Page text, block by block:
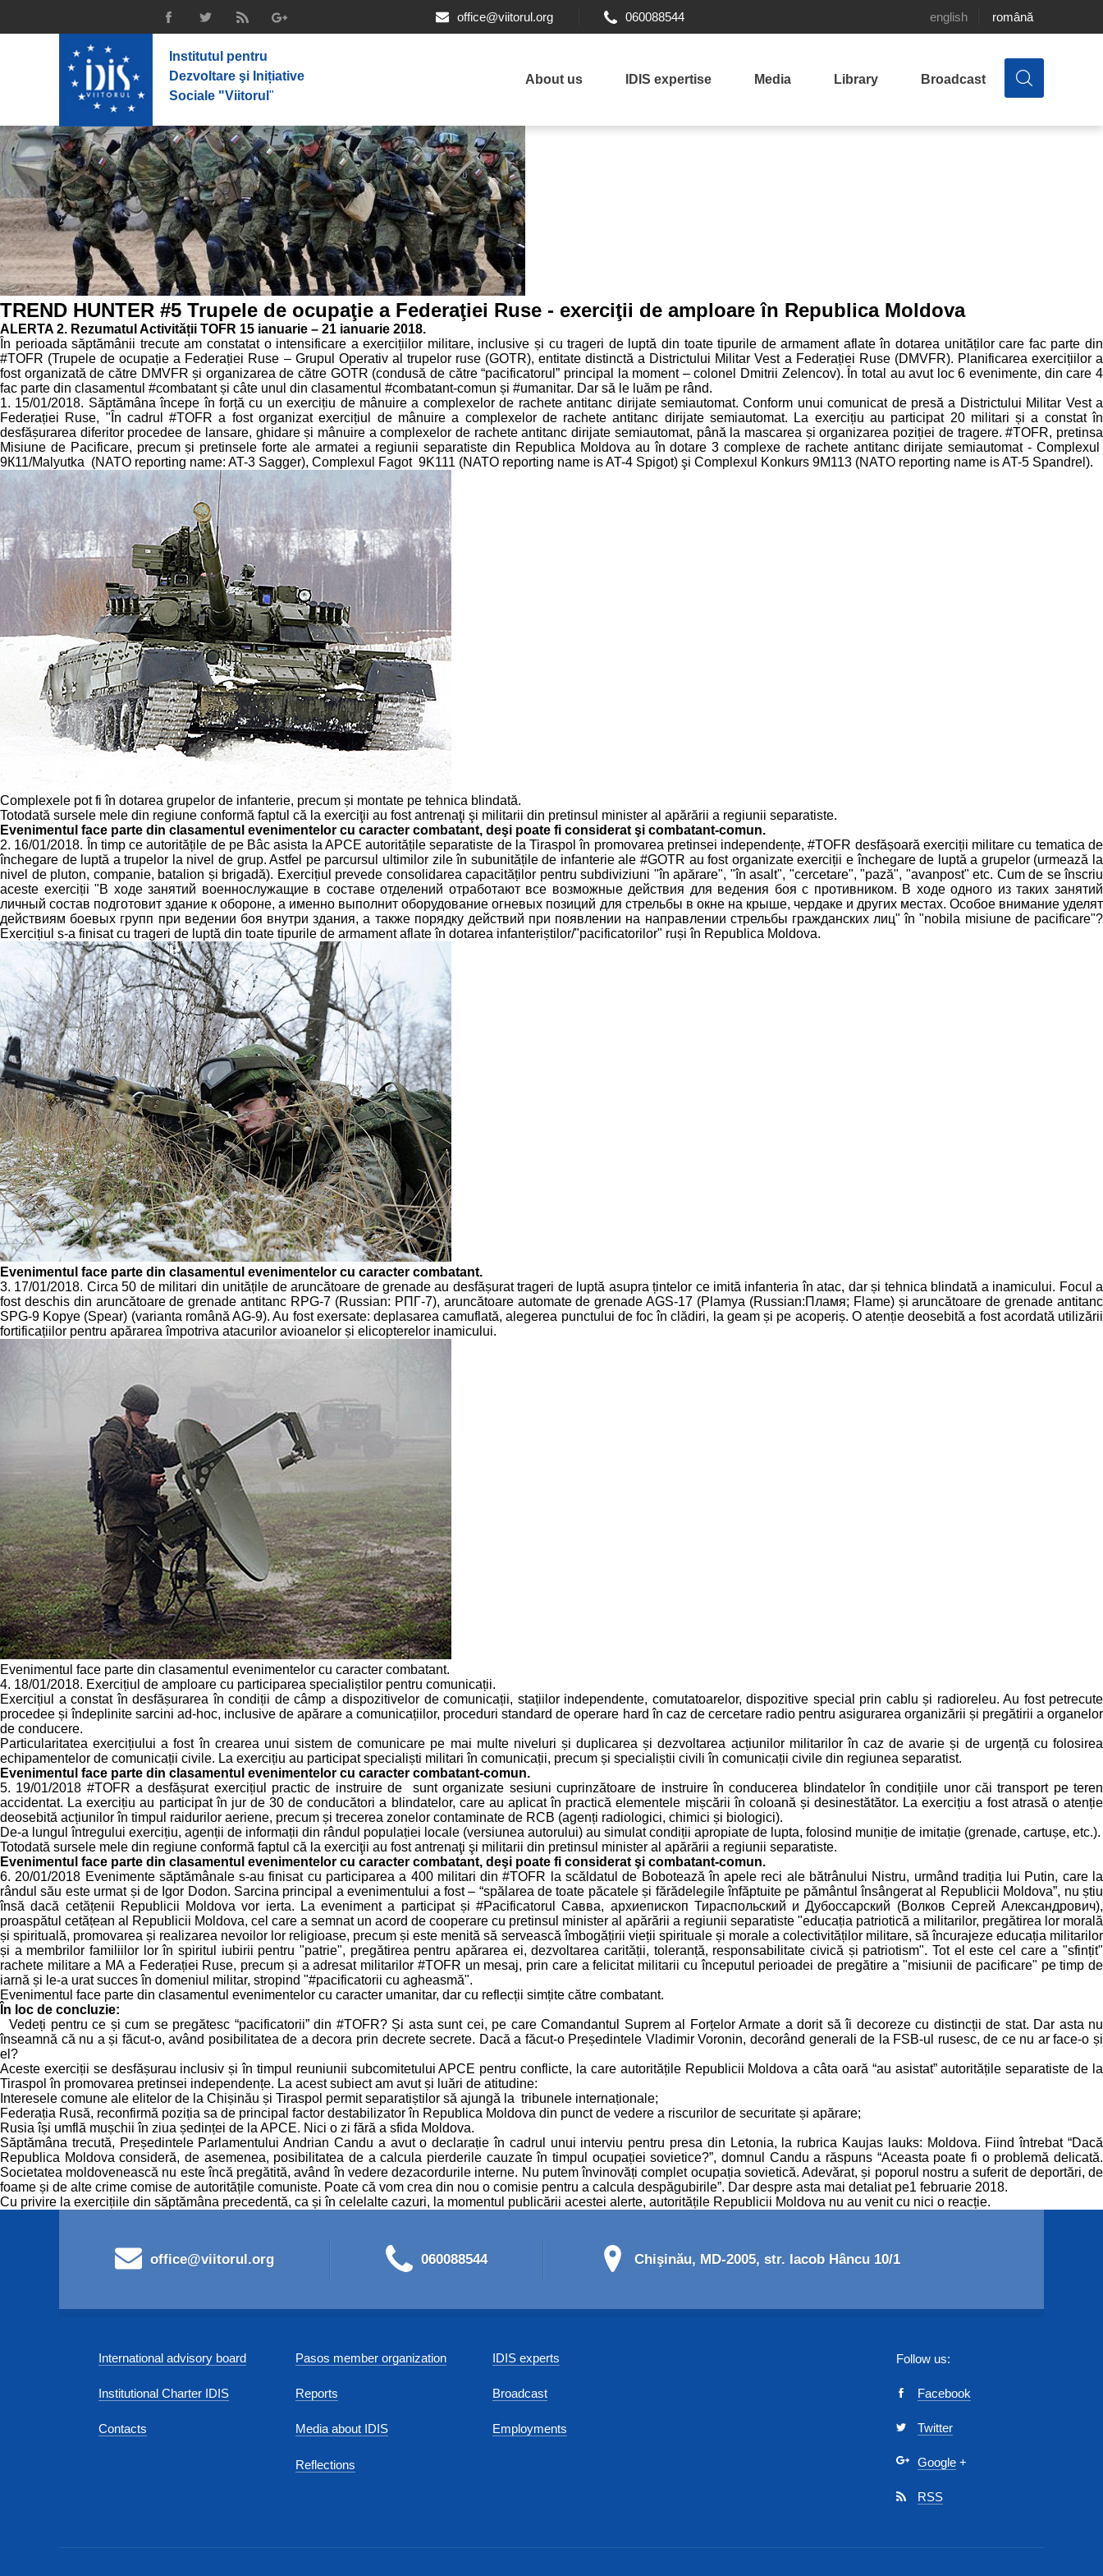
office@viitorul.org 060088544 english română
Institutul pentru
Dezvoltare şi Inițiative
Sociale "Viitorul "
About us IDIS expertise Media Library Broadcast
TREND HUNTER #5 Trupele de ocupaţie a Federaţiei Ruse - exerciţii de amploare în Republica Moldova
ALERTA 2. Rezumatul Activității TOFR 15 ianuarie – 21 ianuarie 2018.
În perioada săptămânii trecute am constatat o intensificare a exercițiilor militare, inclusive și cu trageri de luptă din toate tipurile de armament aflate în dotarea unităților care fac parte din
#TOFR (Trupele de ocupație a Federației Ruse – Grupul Operativ al trupelor ruse (GOTR), entitate distinctă a Districtului Militar Vest a Federației Ruse (DMVFR). Planificarea exercițiilor a
fost organizată de către DMVFR și organizarea de către GOTR (condusă de către “pacificatorul” principal la moment – colonel Dmitrii Zelencov). În total au avut loc 6 evenimente, din care 4
fac parte din clasamentul #combatant și câte unul din clasamentul #combatant-comun și #umanitar. Dar să le luăm pe rând.
1. 15/01/2018. Săptămâna începe în forță cu un exercițiu de mânuire a complexelor de rachete antitanc dirijate semiautomat. Conform unui comunicat de presă a Districtului Militar Vest a
Federației Ruse, "În cadrul #TOFR a fost organizat exercițiul de mânuire a complexelor de rachete antitanc dirijate semiautomat. La exercițiu au participat 20 militari și a constat în
desfășurarea diferitor procedee de lansare, ghidare și mânuire a complexelor de rachete antitanc dirijate semiautomat, până la mascarea și organizarea poziției de tragere. #TOFR, pretinsa
Misiune de Pacificare, precum și pretinsele forte ale armatei a regiunii separatiste din Republica Moldova au în dotare 3 complexe de rachete antitanc dirijate semiautomat - Complexul
9К11/Malyutka (NATO reporting name: AT-3 Sagger), Complexul Fagot 9K111 (NATO reporting name is AT-4 Spigot) şi Complexul Konkurs 9M113 (NATO reporting name is AT-5 Spandrel).
Complexele pot fi în dotarea grupelor de infanterie, precum și montate pe tehnica blindată.
Totodată sursele mele din regiune conformă faptul că la exerciţii au fost antrenaţi şi militarii din pretinsul minister al apărării a regiunii separatiste.
Evenimentul face parte din clasamentul evenimentelor cu caracter combatant, deşi poate fi considerat şi combatant-comun.
2. 16/01/2018. În timp ce autoritățile de pe Bâc asista la APCE autoritățile separatiste de la Tiraspol în promovarea pretinsei independențe, #TOFR desfășoară exerciții militare cu tematica de
închegare de luptă a trupelor la nivel de grup. Astfel pe parcursul ultimilor zile în subunitățile de infanterie ale #GOTR au fost organizate exerciții e închegare de luptă a grupelor (urmează la
nivel de pluton, companie, batalion și brigadă). Exercițiul prevede consolidarea capacităților pentru subdiviziuni "în apărare", "în asalt", "cercetare", "pază", "avanpost" etc. Cum de se înscriu
aceste exerciții "В ходе занятий военнослужащие в составе отделений отработают все возможные действия для ведения боя с противником. В ходе одного из таких занятий
личный состав подготовит здание к обороне, а именно выполнит оборудование огневых позиций для стрельбы в окне на крыше, чердаке и других местах. Особое внимание уделят
действиям боевых групп при ведении боя внутри здания, а также порядку действий при появлении на направлении стрельбы гражданских лиц" în "nobila misiune de pacificare"?
Exercițiul s-a finisat cu trageri de luptă din toate tipurile de armament aflate în dotarea infanteriștilor/"pacificatorilor" ruși în Republica Moldova.
Evenimentul face parte din clasamentul evenimentelor cu caracter combatant.
3. 17/01/2018. Circa 50 de militari din unitățile de aruncătoare de grenade au desfășurat trageri de luptă asupra țintelor ce imită infanteria în atac, dar și tehnica blindată a inamicului. Focul a
fost deschis din aruncătoare de grenade antitanc RPG-7 (Russian: РПГ-7), aruncătoare automate de grenade AGS-17 (Plamya (Russian:Пламя; Flame) și aruncătoare de grenade antitanc
SPG-9 Kopye (Spear) (varianta română AG-9). Au fost exersate: deplasarea camuflată, alegerea punctului de foc în clădiri, la geam și pe acoperiș. O atenție deosebită a fost acordată utilizării
fortificațiilor pentru apărarea împotriva atacurilor avioanelor și elicopterelor inamicului.
Evenimentul face parte din clasamentul evenimentelor cu caracter combatant.
4. 18/01/2018. Exercițiul de amploare cu participarea specialiștilor pentru comunicații.
Exercițiul a constat în desfășurarea în condiții de câmp a dispozitivelor de comunicații, stațiilor independente, comutatoarelor, dispozitive special prin cablu și radioreleu. Au fost petrecute
procedee și îndeplinite sarcini ad-hoc, inclusive de apărare a comunicațiilor, proceduri standard de operare hard în caz de cercetare radio pentru asigurarea organizării și pregătirii a organelor
de conducere.
Particularitatea exercițiului a fost în crearea unui sistem de comunicare pe mai multe niveluri și duplicarea și dezvoltarea acțiunilor militarilor în caz de avarie și de urgență cu folosirea
echipamentelor de comunicații civile. La exercițiu au participat specialiști militari în comunicații, precum și specialiștii civili în comunicații civile din regiunea separatist.
Evenimentul face parte din clasamentul evenimentelor cu caracter combatant-comun.
5. 19/01/2018 #TOFR a desfășurat exercițiul practic de instruire de sunt organizate sesiuni cuprinzătoare de instruire în conducerea blindatelor în condițiile unor căi transport pe teren
accidentat. La exercițiu au participat în jur de 30 de conducători a blindatelor, care au aplicat în practică elementele mișcării în coloană și desinestătător. La exercițiu a fost atrasă o atenție
deosebită acțiunilor în timpul raidurilor aeriene, precum și trecerea zonelor contaminate de RCB (agenți radiologici, chimici și biologici).
De-a lungul întregului exercițiu, agenții de informații din rândul populației locale (versiunea autorului) au simulat condiții apropiate de lupta, folosind muniție de imitație (grenade, cartușe, etc.).
Totodată sursele mele din regiune conformă faptul că la exerciţii au fost antrenaţi şi militarii din pretinsul minister al apărării a regiunii separatiste.
Evenimentul face parte din clasamentul evenimentelor cu caracter combatant, deşi poate fi considerat şi combatant-comun.
6. 20/01/2018 Evenimente săptămânale s-au finisat cu participarea a 400 militari din #TOFR la scăldatul de Bobotează în apele reci ale bătrânului Nistru, urmând tradiția lui Putin, care la
rândul său este urmat și de Igor Dodon. Sarcina principal a evenimentului a fost – “spălarea de toate păcatele și fărădelegile înfăptuite pe pământul însângerat al Republicii Moldova”, nu știu
însă dacă cetățenii Republicii Moldova vor ierta. La eveniment a participat și #Pacificatorul Савва, архиепископ Тираспольский и Дубоссарский (Волков Сергей Александрович),
proaspătul cetățean al Republicii Moldova, cel care a semnat un acord de cooperare cu pretinsul minister al apărării a regiunii separatiste "educația patriotică a militarilor, pregătirea lor morală
și spirituală, promovarea și realizarea nevoilor lor religioase, precum și este menită să servească îmbogățirii vieții spirituale și morale a colectivităților militare, să încurajeze educația militarilor
și a membrilor familiilor lor în spiritul iubirii pentru "patrie", pregătirea pentru apărarea ei, dezvoltarea carității, toleranță, responsabilitate civică și patriotism". Tot el este cel care a "sfințit"
rachete militare a MA a Federației Ruse, precum și a adresat militarilor #TOFR un mesaj, prin care a felicitat militarii cu începutul perioadei de pregătire a "misiunii de pacificare" pe timp de
iarnă și le-a urat succes în domeniul militar, stropind "#pacificatorii cu agheasmă".
Evenimentul face parte din clasamentul evenimentelor cu caracter umanitar, dar cu reflecții simțite către combatant.
În loc de concluzie:
Vedeți pentru ce și cum se pregătesc “pacificatorii” din #TOFR? Și asta sunt cei, pe care Comandantul Suprem al Forțelor Armate a dorit să îi decoreze cu distincții de stat. Dar asta nu
înseamnă că nu a și făcut-o, având posibilitatea de a decora prin decrete secrete. Dacă a făcut-o Președintele Vladimir Voronin, decorând generali de la FSB-ul rusesc, de ce nu ar face-o și
el?
Aceste exerciții se desfășurau inclusiv și în timpul reuniunii subcomitetului APCE pentru conflicte, la care autoritățile Republicii Moldova a câta oară “au asistat” autoritățile separatiste de la
Tiraspol în promovarea pretinsei independențe. La acest subiect am avut și luări de atitudine:
Interesele comune ale elitelor de la Chișinău și Tiraspol permit separatiștilor să ajungă la tribunele internaționale;
Federația Rusă, reconfirmă poziția sa de principal factor destabilizator în Republica Moldova din punct de vedere a riscurilor de securitate și apărare;
Rusia își umflă mușchii în ziua ședinței de la APCE. Nici o zi fără a sfida Moldova.
Săptămâna trecută, Președintele Parlamentului Andrian Candu a avut o declarație în cadrul unui interviu pentru presa din Letonia, la rubrica Kaujas lauks: Moldova. Fiind întrebat “Dacă
Republica Moldova consideră, de asemenea, posibilitatea de a calcula pierderile cauzate în timpul ocupației sovietice?”, domnul Candu a răspuns “Aceasta poate fi o problemă delicată.
Societatea moldovenească nu este încă pregătită, având în vedere dezacordurile interne. Nu putem învinovăți complet ocupația sovietică. Adevărat, și poporul nostru a suferit de deportări, de
foame și de alte crime comise de autoritățile comuniste. Poate că vom crea din nou o comisie pentru a calcula despăgubirile”. Dar despre asta mai detaliat pe1 februarie 2018.
Cu privire la exercițiile din săptămâna precedentă, ca și în celelalte cazuri, la momentul publicării acestei alerte, autoritățile Republicii Moldova nu au venit cu nici o reacție.
office@viitorul.org 060088544 Chişinău, MD-2005, str. Iacob Hâncu 10/1
International advisory board
Institutional Charter IDIS
Contacts
Pasos member organization
Reports
Media about IDIS
Reflections
IDIS experts
Broadcast
Employments
Follow us:
Facebook
Twitter
Google +
RSS